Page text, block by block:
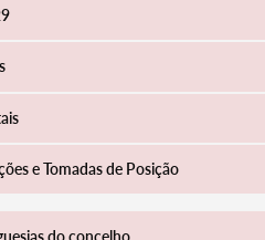
e Tomadas de Posição
do concelho